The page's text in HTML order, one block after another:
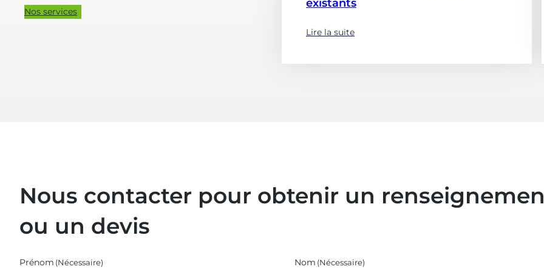
Nos services
existants
Lire la suite
(à
dans
les
Nous contacter pour obtenir un
ou un devis
Prénom (Nécessaire) Nom (Nécessaire)